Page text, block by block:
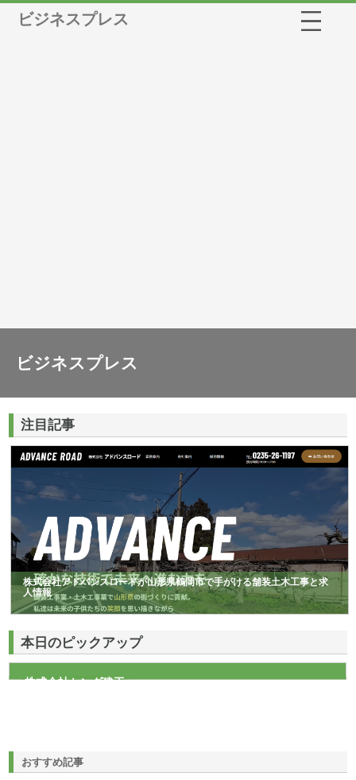
ビジネスプレス
ビジネスプレス
注目記事
株式会社アドバンスロードが山形県鶴岡市で手がける舗装土木工事と求
人情報
本日のピックアップ
株式会社センダ建工
おすすめ記事